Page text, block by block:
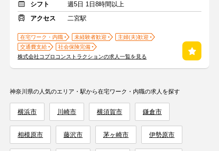
シフト
週5日 1日8時間以上
アクセス
二宮駅
在宅ワーク・内職 未経験者歓迎
主婦(夫)歓迎
交通費支給
社会保険完備
株式会社コプロコンストラクションの求人一覧を見る
神奈川県の人気のエリア・駅から在宅ワーク・内職の求人を探す
横浜市 川崎市 横須賀市 鎌倉市
相模原市 藤沢市 茅ヶ崎市 伊勢原市